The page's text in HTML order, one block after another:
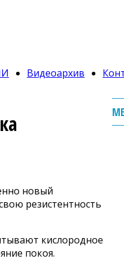
Видеоархив
новый
резистентность
кислородное
покоя.